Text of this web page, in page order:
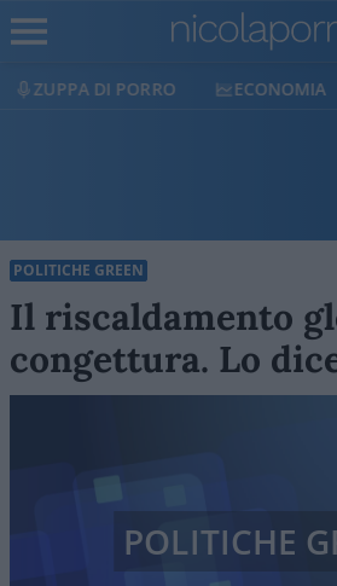
ECONOMIA LIBERILIBRI
POLITICHE GREEN
Il riscaldamento
congettura. Lo
POLITICHE